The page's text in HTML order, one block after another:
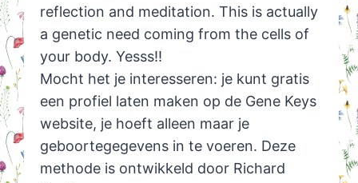
reflection and meditation. This is actually
a genetic need coming from the cells of
your body. Yesss!!
Mocht het je interesseren: je kunt gratis
een profiel laten maken op de Gene Keys
website, je hoeft alleen maar je
geboortegegevens in te voeren. Deze
methode is ontwikkeld door Richard